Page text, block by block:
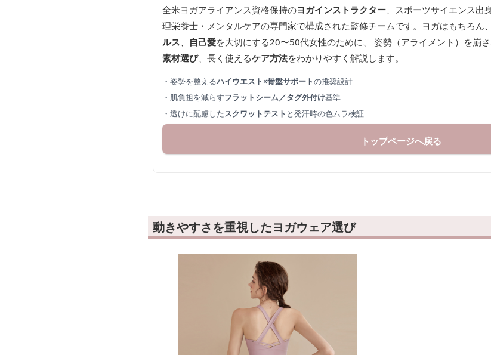
全米ヨガアライアンス資格保持のヨガインストラクター、スポーツサイエンス出
理栄養士・メンタルケアの専門家で構成された監修チームです。ヨガはもちろん
ルス、 自己愛を大切にする20〜50代女性のために、 姿勢（アライメント）を崩
素材選び、長く使えるケア方法をわかりやすく解説します。
・姿勢を整えるハイウエスト×骨盤サポートの推奨設計
・肌負担を減らすフラットシーム／タグ外付け基準
・透けに配慮したスクワットテスト と発汗時の色ムラ検証
トップページへ戻る
動きやすさを重視したヨガウェア選び